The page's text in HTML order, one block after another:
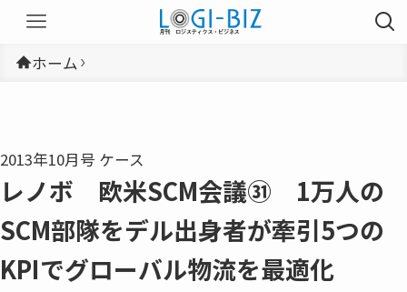
ホーム
2013年10月号 ケース
レノボ 欧米SCM会議㉛ 1万人の
SCM部隊をデル出身者が牽引5つの
KPIでグローバル物流を最適化